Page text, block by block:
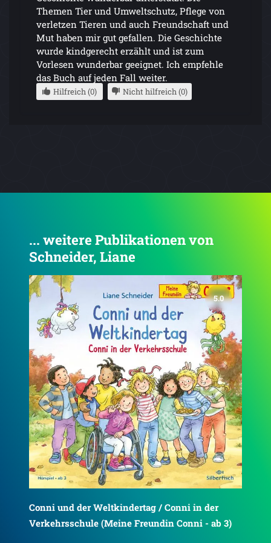
Themen Tier und Umweltschutz, Pflege von
verletzen Tieren und auch Freundschaft und
Mut haben mir gut gefallen. Die Geschichte
wurde kindgerecht erzählt und ist zum
Vorlesen wunderbar geeignet. Ich empfehle
das Buch auf jeden Fall weiter.
Hilfreich (0) Nicht hilfreich (0)
... weitere Publikationen von
Schneider, Liane
4.8